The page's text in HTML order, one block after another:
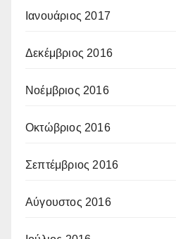
Ιανουάριος 2017
Δεκέμβριος 2016
Νοέμβριος 2016
Οκτώβριος 2016
Σεπτέμβριος 2016
Αύγουστος 2016